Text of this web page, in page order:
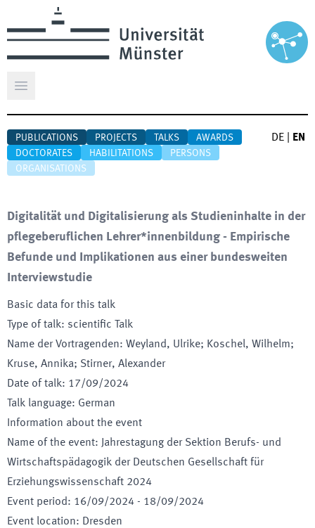
Open main menu
PUBLICATIONS PROJECTS TALKS
AWARDS
DOCTORATES
HABILITATIONS
PERSONS
ORGANISATIONS
DE EN
Digitalität und Digitalisierung als Studieninhalte in der
pflegeberuflichen Lehrer*innenbildung - Empirische
Befunde und Implikationen aus einer bundesweiten
Interviewstudie
Basic data for this talk
Type of talk: scientific Talk
Name der Vortragenden: Weyland, Ulrike; Koschel, Wilhelm;
Kruse, Annika; Stirner, Alexander
Date of talk: 17/09/2024
Talk language: German
Information about the event
Name of the event:
Jahrestagung der Sektion Berufs- und
Wirtschaftspädagogik der Deutschen Gesellschaft für
Erziehungswissenschaft 2024
Event period: 16/09/2024 - 18/09/2024
Event location: Dresden